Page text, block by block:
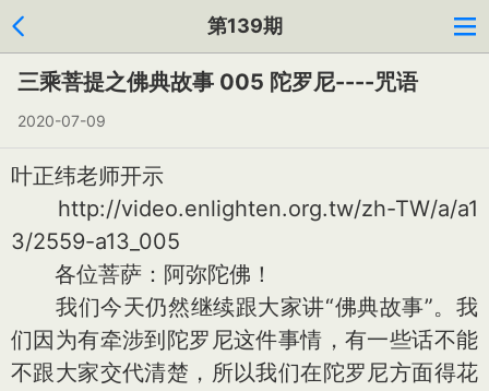
第139期
三乘菩提之佛典故事 005 陀罗尼----咒语
2020-07-09
叶正纬老师开示
http://video.enlighten.org.tw/zh-TW/a/a1
3/2559-a13_005
各位菩萨：阿弥陀佛！
我们今天仍然继续跟大家讲“佛典故事”。我
们因为有牵涉到陀罗尼这件事情，有一些话不能
不跟大家交代清楚，所以我们在陀罗尼方面得花